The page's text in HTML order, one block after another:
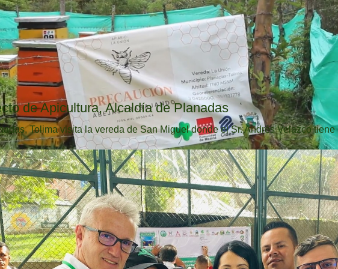
de Apicultura, Alcaldía de Planadas
Tolima visita la vereda de San Miguel donde el Sr. Andrés Velazco tiene